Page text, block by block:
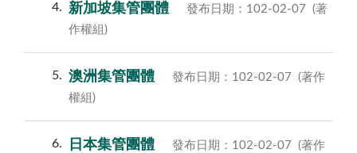
4 新加坡集管團體 發布日期：102-02-07 (著
作權組)
5 澳洲集管團體 發布日期：102-02-07 (著作
權組)
6 日本集管團體 發布日期：102-02-07 (著作